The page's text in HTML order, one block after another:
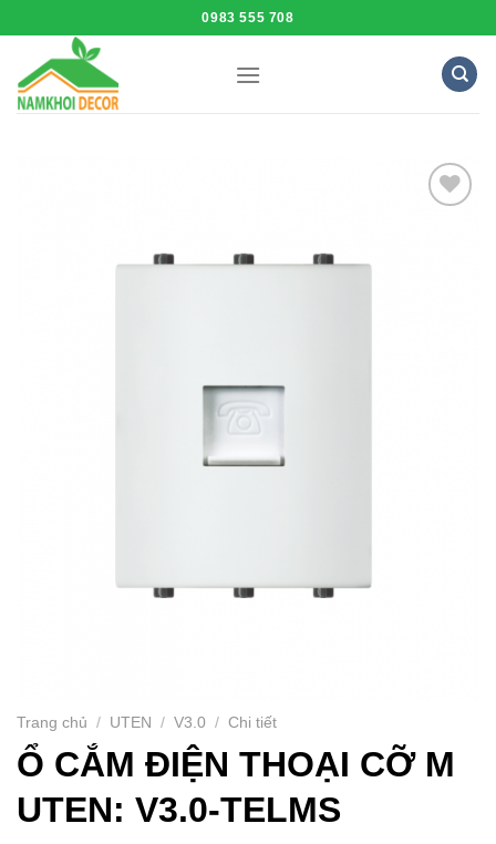
to
content
0983 555 708
Trang chủ / UTEN / V3.0 / Chi tiết
Ổ CẮM ĐIỆN THOẠI CỠ M
UTEN: V3.0-TELMS